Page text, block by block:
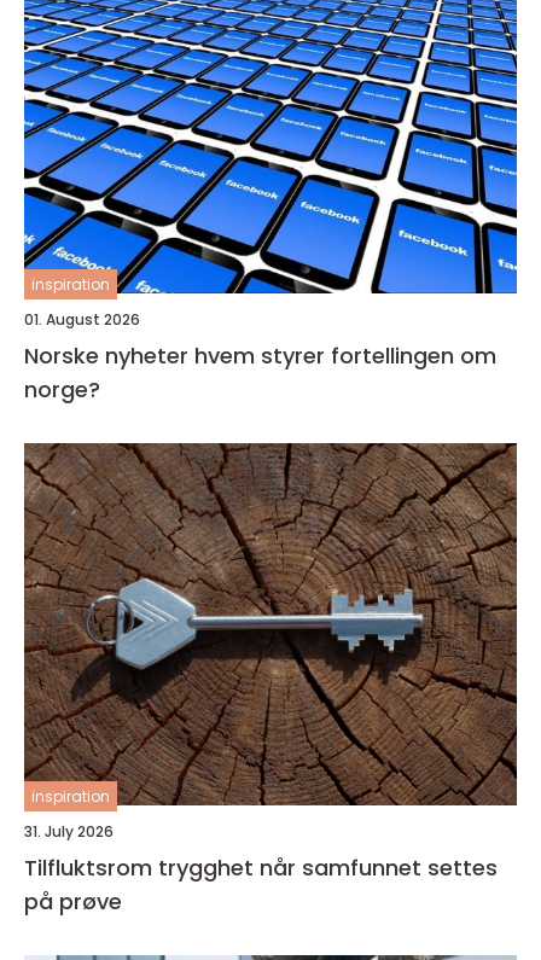
inspiration
01. August 2026
Norske nyheter hvem styrer fortellingen om
norge?
inspiration
31. July 2026
Tilfluktsrom trygghet når samfunnet settes
på prøve